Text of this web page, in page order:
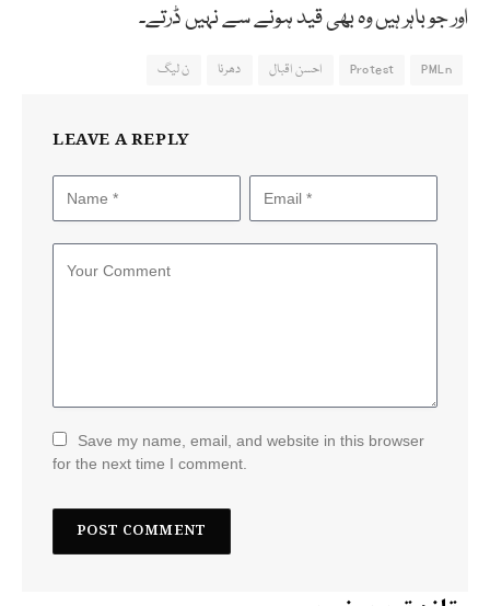
اور جو باہر ہیں وہ بھی قید ہونے سے نہیں ڈرتے۔
PMLn
Protest احسن اقبال دھرنا ن لیگ
LEAVE A REPLY
Save my name, email, and website in this browser
for the next time I comment.